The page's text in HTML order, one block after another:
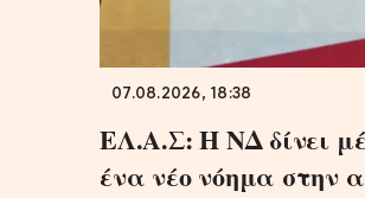
07.08.2026, 18:38
ΕΛ.Α.Σ: Η ΝΔ δίνει
ένα νέο νόημα στην